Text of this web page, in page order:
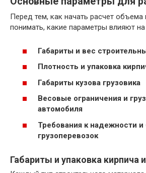
Перед тем, как начать расчет объема
понимать, какие параметры влияют
Габариты и вес
Плотность и упаковка
Габариты кузова грузовика
Весовые ограничения и
автомобиля
Требования к надежности и
грузоперевозок
Габариты и упаковка кирпича